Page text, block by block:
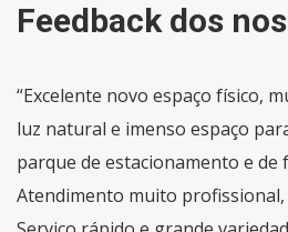
Feedback dos
“Excelente novo espaço físico,
luz natural e imenso espaço
parque de estacionamento e de
Atendimento muito profissional,